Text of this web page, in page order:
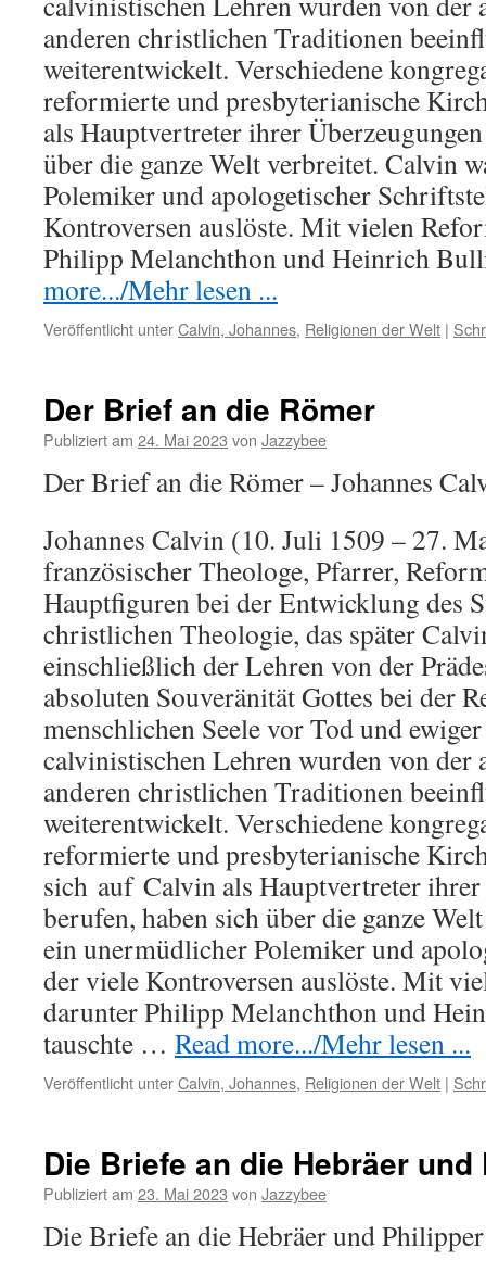
anderen christlichen Traditionen
weiterentwickelt. Verschiedene
reformierte und presbyterianische
als Hauptvertreter ihrer
über die ganze Welt verbreitet. Calvin
Polemiker und apologetischer
Kontroversen auslöste. Mit vielen
Philipp Melanchthon und Heinrich
more.../Mehr lesen ...
Veröffentlicht unterCalvin, Johannes, Religionen der Welt |
Der Brief an die Römer
Publiziert am 24. Mai 2023 von Jazzybee
Der Brief an die Römer – Johannes
Johannes Calvin (10. Juli 1509 – 27.
französischer Theologe, Pfarrer,
Hauptfiguren bei der Entwicklung des
christlichen Theologie, das später
einschließlich der Lehren von der
absoluten Souveränität Gottes bei der
menschlichen Seele vor Tod und
calvinistischen Lehren wurden von der
anderen christlichen Traditionen
weiterentwickelt. Verschiedene
reformierte und presbyterianische
sich aufCalvin als Hauptvertreter ihrer
berufen, haben sich über die ganze
ein unermüdlicher Polemiker und
der viele Kontroversen auslöste. Mit
darunter Philipp Melanchthon und
tauschte … Read more.../Mehr lesen ...
Veröffentlicht unterCalvin, Johannes, Religionen der Welt |
Die Briefe an die Hebräer
Publiziert am 23. Mai 2023 von Jazzybee
Die Briefe an die Hebräer und